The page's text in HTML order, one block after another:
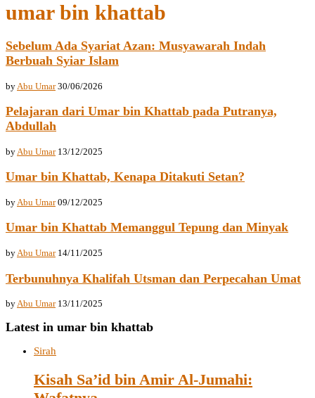
umar bin khattab
Sebelum Ada Syariat Azan: Musyawarah Indah
Berbuah Syiar Islam
by Abu Umar 30/06/2026
Pelajaran dari Umar bin Khattab pada Putranya,
Abdullah
by Abu Umar 13/12/2025
Umar bin Khattab, Kenapa Ditakuti Setan?
by Abu Umar 09/12/2025
Umar bin Khattab Memanggul Tepung dan Minyak
byAbu Umar 14/11/2025
Terbunuhnya Khalifah Utsman dan Perpecahan Umat
byAbu Umar 13/11/2025
Latest in umar bin khattab
Sirah
Kisah Sa’id bin Amir Al-Jumahi: